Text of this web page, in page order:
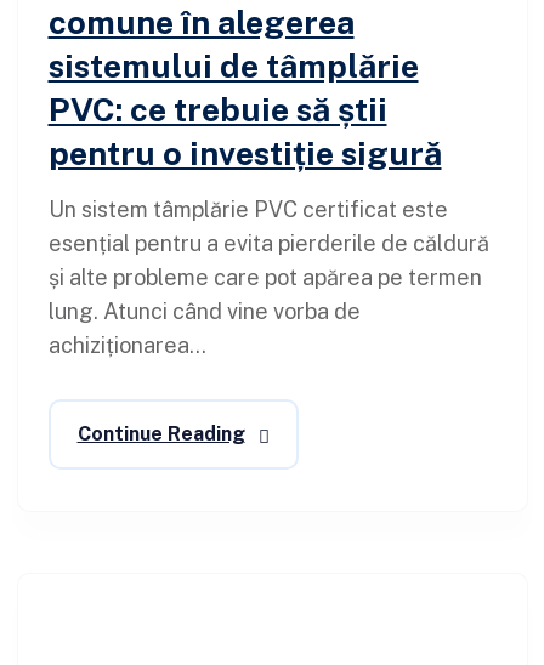
comune în alegerea
sistemului de tâmplărie
PVC: ce trebuie să știi
pentru o investiție sigură
Un sistem tâmplărie PVC certificat este
esențial pentru a evita pierderile de căldură
și alte probleme care pot apărea pe termen
lung. Atunci când vine vorba de
achiziționarea...
Continue Reading